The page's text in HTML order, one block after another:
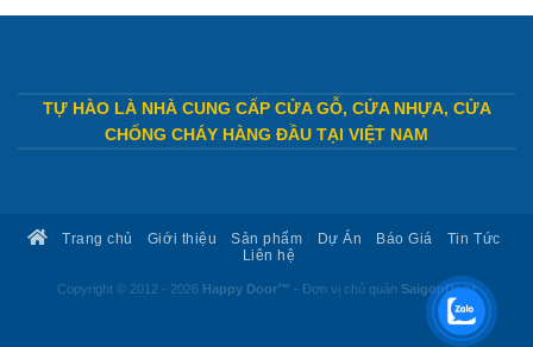
TỰ HÀO LÀ NHÀ CUNG CẤP CỬA GỖ, CỬA NHỰA, CỬA
CHỐNG CHÁY HÀNG ĐẦU TẠI VIỆT NAM
Trang chủ Giới thiệu Sản phẩm Dự Án Báo Giá
Tin Tức
Liên hệ
Copyright © 2012 - 2026 Happy Door™ - Đơn vị chủ quản SaigonDoor